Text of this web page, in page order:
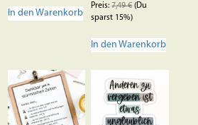
In den Warenkorb
Preis:7,49€(Du
sparst 15%)
In den Warenkorb